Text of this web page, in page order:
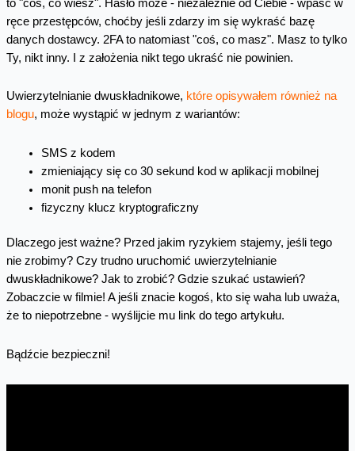
to "coś, co wiesz". Hasło może - niezależnie od Ciebie - wpaść w
ręce przestępców, choćby jeśli zdarzy im się wykraść bazę
danych dostawcy. 2FA to natomiast "coś, co masz". Masz to tylko
Ty, nikt inny. I z założenia nikt tego ukraść nie powinien.
Uwierzytelnianie dwuskładnikowe, które opisywałem również na
blogu, może wystąpić w jednym z wariantów:
SMS z kodem
zmieniający się co 30 sekund kod w aplikacji mobilnej
monit push na telefon
fizyczny klucz kryptograficzny
Dlaczego jest ważne? Przed jakim ryzykiem stajemy, jeśli tego
nie zrobimy? Czy trudno uruchomić uwierzytelnianie
dwuskładnikowe? Jak to zrobić? Gdzie szukać ustawień?
Zobaczcie w filmie! A jeśli znacie kogoś, kto się waha lub uważa,
że to niepotrzebne - wyślijcie mu link do tego artykułu.
Bądźcie bezpieczni!